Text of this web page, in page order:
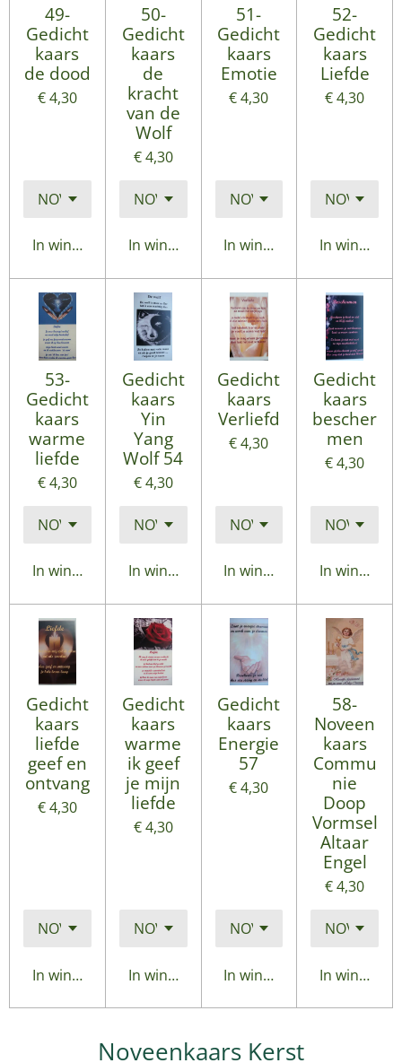
49-
Gedicht
kaars
de dood
€ 4,30
In winkelwagen
50-
Gedicht
kaars
de
kracht
van de
Wolf
€ 4,30
In winkelwagen
51-
Gedicht
kaars
Emotie
€ 4,30
In winkelwagen
52-
Gedicht
kaars
Liefde
€ 4,30
In
53-
Gedicht
kaars
warme
liefde
€ 4,30
In winkelwagen
Gedicht
kaars
Yin
Yang
Wolf 54
€ 4,30
In winkelwagen
Gedicht
kaars
Verliefd
€ 4,30
In winkelwagen
Gedicht
kaars
bescher
men
€ 4,30
In
Gedicht
kaars
liefde
geef en
ontvang
€ 4,30
In winkelwagen
Gedicht
kaars
warme
ik geef
je mijn
liefde
€ 4,30
In winkelwagen
Gedicht
kaars
Energie
57
€ 4,30
In winkelwagen
58-
Noveen
kaars
Commu
nie
Doop
Vormsel
Altaar
Engel
€ 4,30
In
Noveenkaars Kerst